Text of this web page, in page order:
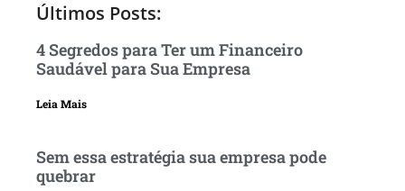
Últimos Posts:
4 Segredos para Ter um Financeiro
Saudável para Sua Empresa
Leia Mais
Sem essa estratégia sua empresa pode
quebrar